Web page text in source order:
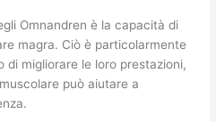
Omnandren è la capacità di
magra. Ciò è particolarmente
migliorare le loro prestazioni,
può aiutare a